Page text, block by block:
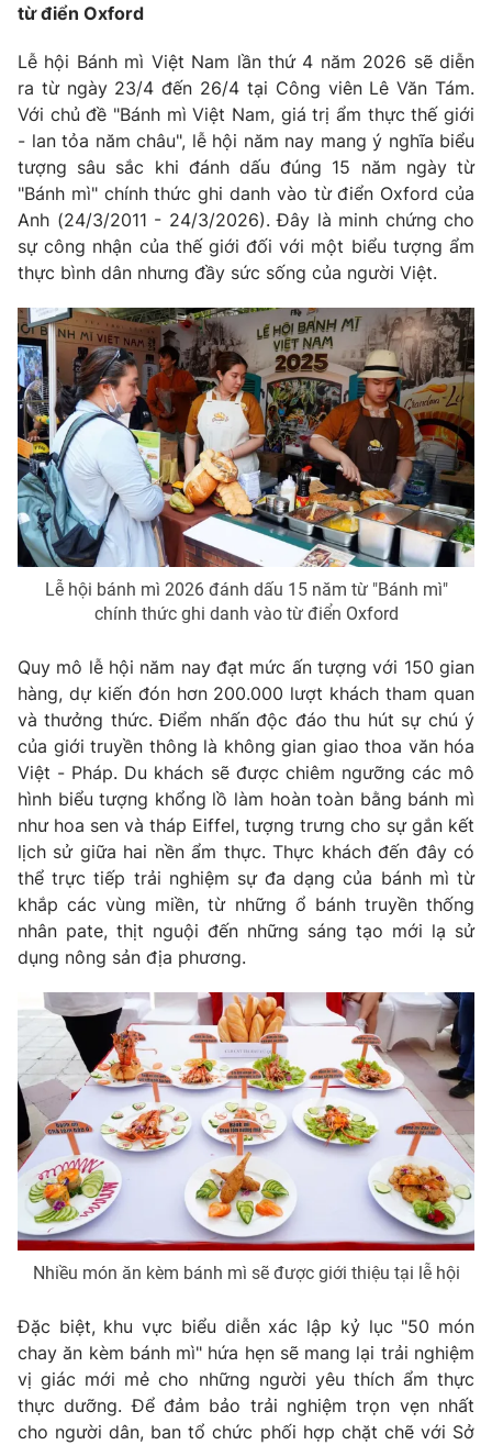
từ điển Oxford
Lễ hội Bánh mì Việt Nam lần thứ 4 năm 2026 sẽ diễn
ra từ ngày 23/4 đến 26/4 tại Công viên Lê Văn Tám.
Với chủ đề "Bánh mì Việt Nam, giá trị ẩm thực thế giới
- lan tỏa năm châu", lễ hội năm nay mang ý nghĩa biểu
tượng sâu sắc khi đánh dấu đúng 15 năm ngày từ
"Bánh mì" chính thức ghi danh vào từ điển Oxford của
Anh (24/3/2011 - 24/3/2026). Đây là minh chứng cho
sự công nhận của thế giới đối với một biểu tượng ẩm
thực bình dân nhưng đầy sức sống của người Việt.
Lễ hội bánh mì 2026 đánh dấu 15 năm từ "Bánh mì"
chính thức ghi danh vào từ điển Oxford
Quy mô lễ hội năm nay đạt mức ấn tượng với 150 gian
hàng, dự kiến đón hơn 200.000 lượt khách tham quan
và thưởng thức. Điểm nhấn độc đáo thu hút sự chú ý
của giới truyền thông là không gian giao thoa văn hóa
Việt - Pháp. Du khách sẽ được chiêm ngưỡng các mô
hình biểu tượng khổng lồ làm hoàn toàn bằng bánh mì
như hoa sen và tháp Eiffel, tượng trưng cho sự gắn kết
lịch sử giữa hai nền ẩm thực. Thực khách đến đây có
thể trực tiếp trải nghiệm sự đa dạng của bánh mì từ
khắp các vùng miền, từ những ổ bánh truyền thống
nhân pate, thịt nguội đến những sáng tạo mới lạ sử
dụng nông sản địa phương.
Nhiều món ăn kèm bánh mì sẽ được giới thiệu tại lễ hội
Đặc biệt, khu vực biểu diễn xác lập kỷ lục "50 món
chay ăn kèm bánh mì" hứa hẹn sẽ mang lại trải nghiệm
vị giác mới mẻ cho những người yêu thích ẩm thực
thực dưỡng. Để đảm bảo trải nghiệm trọn vẹn nhất
cho người dân, ban tổ chức phối hợp chặt chẽ với Sở